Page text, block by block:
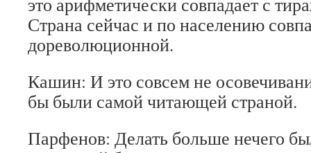
Страна сейчас и по населению
дореволюционной.
Кашин: И это совсем не
бы были самой читающей страной.
Парфенов: Делать больше нечего